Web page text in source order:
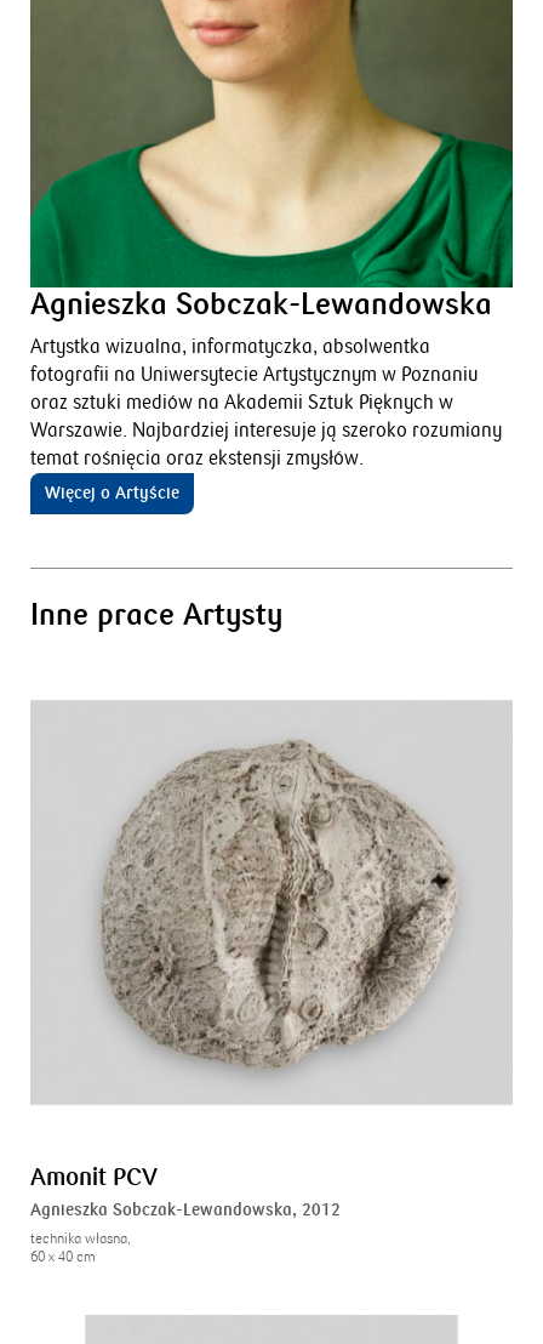
Agnieszka Sobczak-Lewandowska
Artystka wizualna, informatyczka, absolwentka
fotografii na Uniwersytecie Artystycznym w Poznaniu
oraz sztuki mediów na Akademii Sztuk Pięknych w
Warszawie. Najbardziej interesuje ją szeroko rozumiany
temat rośnięcia oraz ekstensji zmysłów.
Więcej o Artyście
Inne prace Artysty
Amonit PCV
Agnieszka Sobczak-Lewandowska, 2012
technika własna,
60 x 40 cm